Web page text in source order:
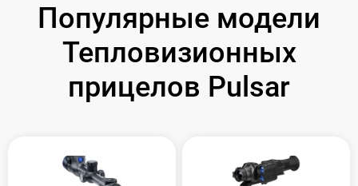
Популярные модели
Тепловизионных
прицелов Pulsar